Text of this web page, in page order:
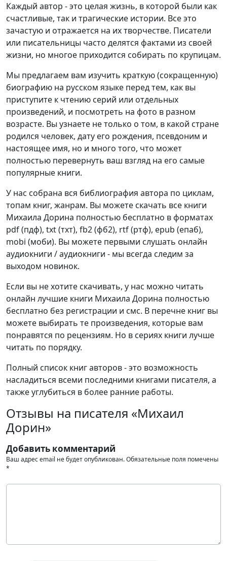
Каждый автор - это целая жизнь, в которой были как
счастливые, так и трагические истории. Все это
зачастую и отражается на их творчестве. Писатели
или писательницы часто делятся фактами из своей
жизни, но многое приходится собирать по крупицам.
Мы предлагаем вам изучить краткую (сокращенную)
биографию на русском языке перед тем, как вы
приступите к чтению серий или отдельных
произведений, и посмотреть на фото в разном
возрасте. Вы узнаете не только о том, в какой стране
родился человек, дату его рождения, псевдоним и
настоящее имя, но и много того, что может
полностью перевернуть ваш взгляд на его самые
популярные книги.
У нас собрана вся библиография автора по циклам,
топам книг, жанрам. Вы можете скачать все книги
Михаила Дорина полностью бесплатно в форматах
pdf (пдф), txt (тхт), fb2 (фб2), rtf (ртф), epub (епаб),
mobi (моби). Вы можете первыми слушать онлайн
аудиокниги / аудиокниги - мы всегда следим за
выходом новинок.
Если вы не хотите скачивать, у нас можно читать
онлайн лучшие книги Михаила Дорина полностью
бесплатно без регистрации и смс. В перечне книг вы
можете выбирать те произведения, которые вам
понравятся по рецензиям. Но в сериях книги лучше
читать по порядку.
Полный список книг авторов - это возможность
насладиться всеми последними книгами писателя, а
также углубиться в более ранние работы.
Отзывы на писателя «Михаил
Дорин»
Добавить комментарий
Ваш адрес email не будет опубликован.Обязательные поля помечены
*